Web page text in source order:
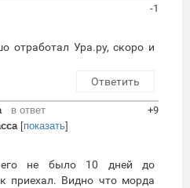
-1
отработал Ура.ру, скоро и
Ответить
в ответ
[показать]
+9
не было 10 дней до
приехал. Видно что морда